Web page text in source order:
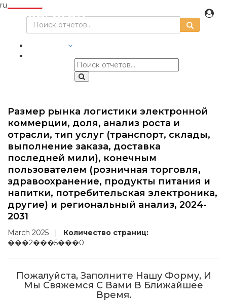
ru
Размер рынка логистики электронной
коммерции, доля, анализ роста и
отрасли, тип услуг (транспорт, склады,
выполнение заказа, доставка
последней мили), конечным
пользователем (розничная торговля,
здравоохранение, продукты питания и
напитки, потребительская электроника,
другие) и региональный анализ, 2024-
2031
March 2025 | Количество страниц:
���2���5���0
Пожалуйста, Заполните Нашу Форму, И
Мы Свяжемся С Вами В Ближайшее
Время.